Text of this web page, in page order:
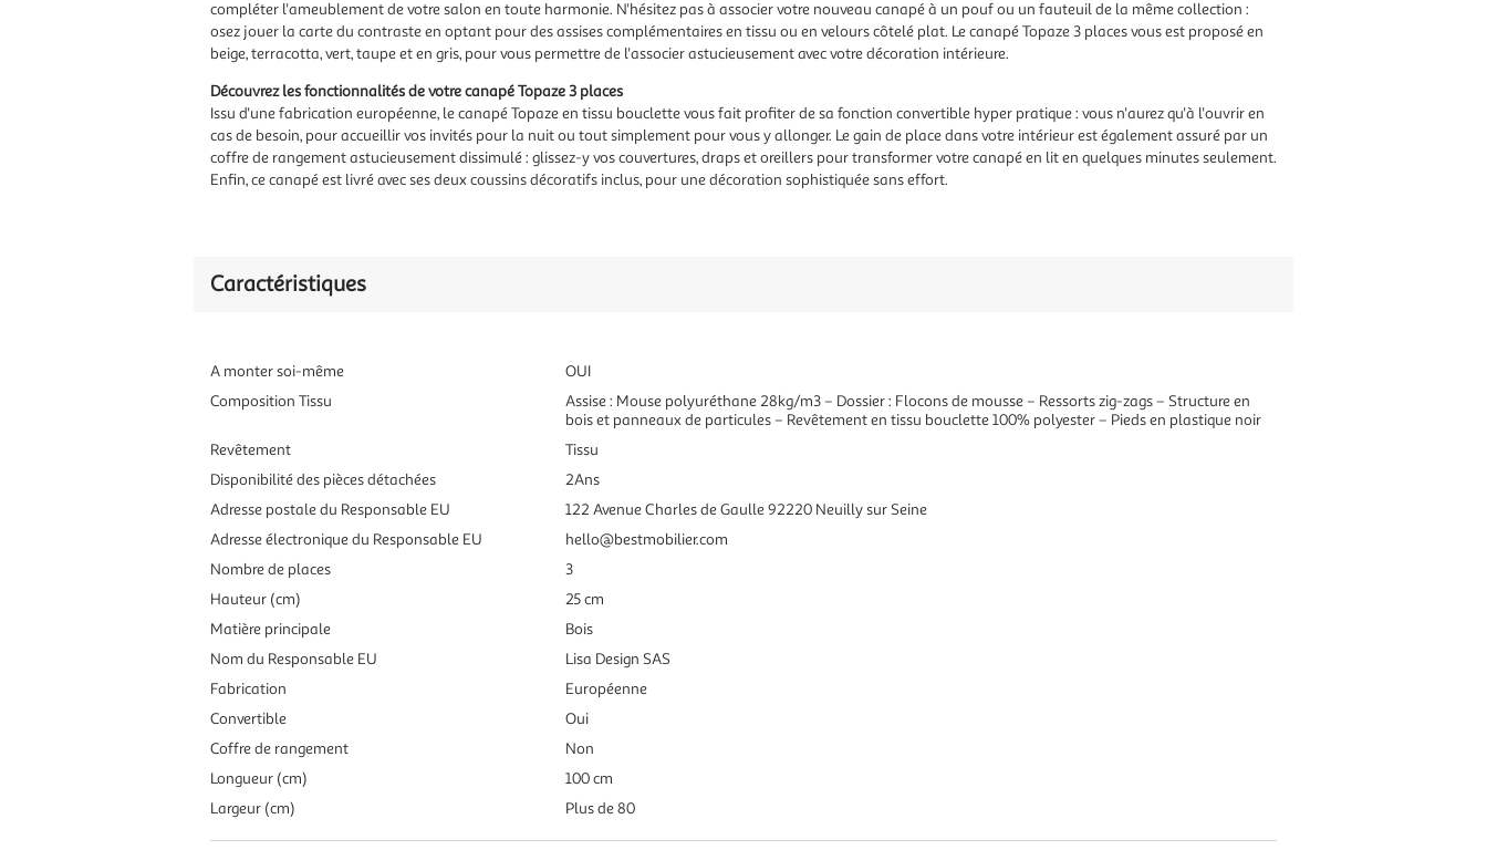
compléter l'ameublement de votre salon en toute harmonie. N'hésitez pas à associer votre nouveau canapé à un pouf ou un fauteuil de la même collection :
osez jouer la carte du contraste en optant pour des assises complémentaires en tissu ou en velours côtelé plat. Le canapé Topaze 3 places vous est proposé en
beige, terracotta, vert, taupe et en gris, pour vous permettre de l'associer astucieusement avec votre décoration intérieure.
Découvrez les fonctionnalités de votre canapé Topaze 3 places
Issu d'une fabrication européenne, le canapé Topaze en tissu bouclette vous fait profiter de sa fonction convertible hyper pratique : vous n'aurez qu'à l'ouvrir en
cas de besoin, pour accueillir vos invités pour la nuit ou tout simplement pour vous y allonger. Le gain de place dans votre intérieur est également assuré par un
coffre de rangement astucieusement dissimulé : glissez-y vos couvertures, draps et oreillers pour transformer votre canapé en lit en quelques minutes seulement.
Enfin, ce canapé est livré avec ses deux coussins décoratifs inclus, pour une décoration sophistiquée sans effort.
Caractéristiques
A monter soi-même
OUI
Composition Tissu
Assise : Mouse polyuréthane 28kg/m3 – Dossier : Flocons de mousse – Ressorts zig-zags – Structure en
bois et panneaux de particules – Revêtement en tissu bouclette 100% polyester – Pieds en plastique noir
Revêtement
Tissu
Disponibilité des pièces détachées
2Ans
Adresse postale du Responsable EU
122 Avenue Charles de Gaulle 92220 Neuilly sur Seine
Adresse électronique du Responsable EU
hello@bestmobilier.com
Nombre de places
3
Hauteur (cm)
25 cm
Matière principale
Bois
Nom du Responsable EU
Lisa Design SAS
Fabrication
Européenne
Convertible
Oui
Coffre de rangement
Non
Longueur (cm)
100 cm
Largeur (cm)
Plus de 80